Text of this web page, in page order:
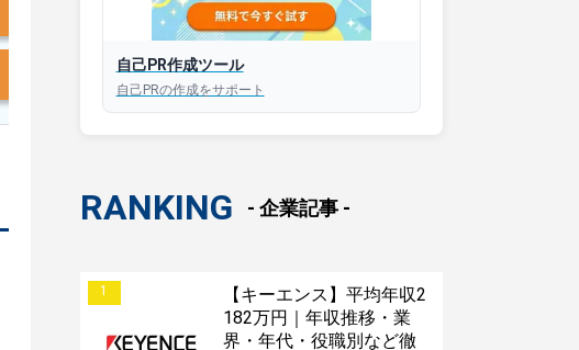
iOS版はこちら
Android版はこちら
自己PR作成ツール
自己PRの作成をサポート
RANKING - 企業記事 -
1
【キーエンス】平均年収2
182万円｜年収推移・業
界・年代・役職別など徹